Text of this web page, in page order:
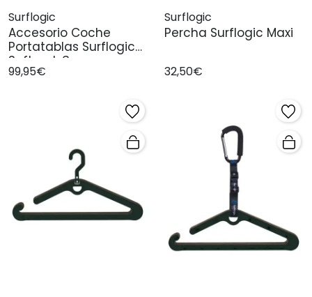
Surflogic
Accesorio Coche
Portatablas Surflogic
Softrack 3pu
99,95€
Surflogic
Percha Surflogic Maxi
32,50€